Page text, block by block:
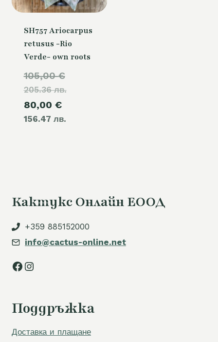
SH757 Ariocarpus
retusus -Rio
Verde- own roots
105,00€
205.36 лв.price
80,00 €
156.47 лв.цена
Кактукс Онлайн ЕООД
+359 885152000
info@cactus-online.net
Facebook
Instagram
Поддръжка
Доставка и плащане